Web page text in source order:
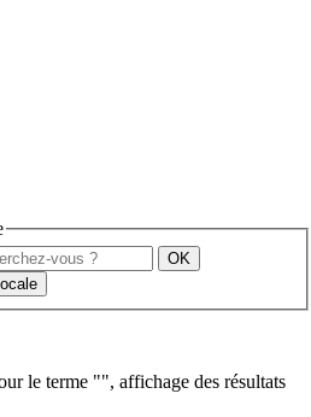
le terme "", affichage des résultats